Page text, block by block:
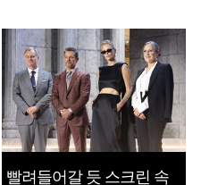
빨려들어갈 듯 스크린 속